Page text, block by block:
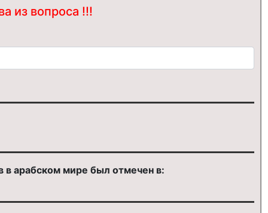
из вопроса !!!
в арабском мире был отмечен в: